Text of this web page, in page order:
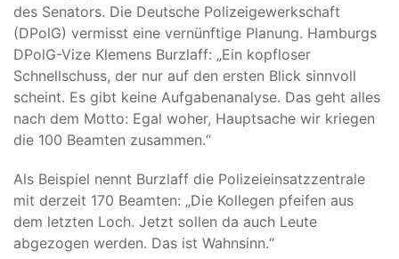
des Senators. Die Deutsche Polizeigewerkschaft
(DPolG) vermisst eine vernünftige Planung. Hamburgs
DPolG-Vize Klemens Burzlaff: „Ein kopfloser
Schnellschuss, der nur auf den ersten Blick sinnvoll
scheint. Es gibt keine Aufgabenanalyse. Das geht alles
nach dem Motto: Egal woher, Hauptsache wir kriegen
die 100 Beamten zusammen.“
Als Beispiel nennt Burzlaff die Polizeieinsatzzentrale
mit derzeit 170 Beamten: „Die Kollegen pfeifen aus
dem letzten Loch. Jetzt sollen da auch Leute
abgezogen werden. Das ist Wahnsinn.“